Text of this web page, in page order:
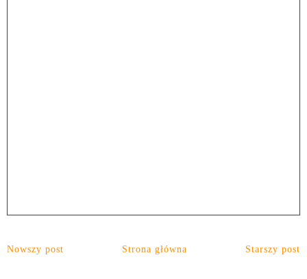
Nowszy post Starszy post
Strona główna